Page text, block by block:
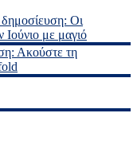
Οι
με μαγιό
Ακούστε τη